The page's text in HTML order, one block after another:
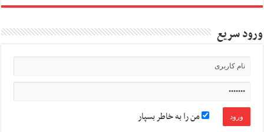
ورود سریع
من را به خاطر بسپار